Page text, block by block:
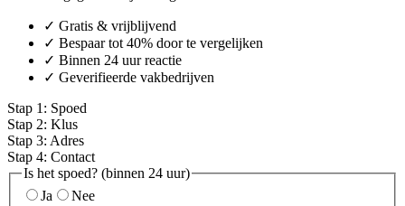
✓ Gratis & vrijblijvend
✓ Bespaar tot 40% door te vergelijken
✓ Binnen 24 uur reactie
✓ Geverifieerde vakbedrijven
Stap 1 : Spoed
Stap 2: Klus
Stap 3: Adres
Stap 4: Contact
Is het spoed? (binnen 24 uur)
Ja
Nee